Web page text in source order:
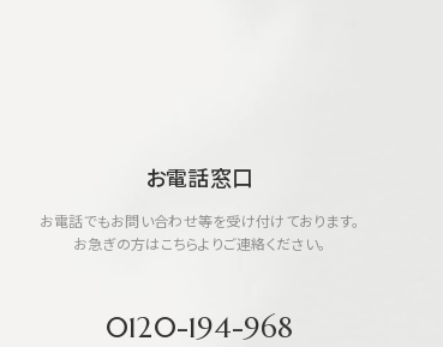
お電話窓口
お電話でもお問い合わせ等を受け付けております。
お急ぎの方はこちらよりご連絡ください。
0120-194-968